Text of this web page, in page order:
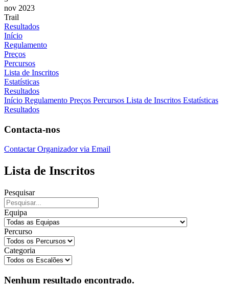
nov 2023
Trail
Resultados
Início
Regulamento
Preços
Percursos
Lista de Inscritos
Estatísticas
Resultados
Início Regulamento Preços Percursos Lista de Inscritos Estatísticas
Resultados
Contacta-nos
Contactar Organizador via Email
Lista de Inscritos
Pesquisar
Equipa
Percurso
Categoria
Nenhum resultado encontrado.